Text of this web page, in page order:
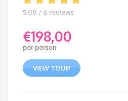
5.00 / 6 reviews
€198,00
per person
VIEW TOUR